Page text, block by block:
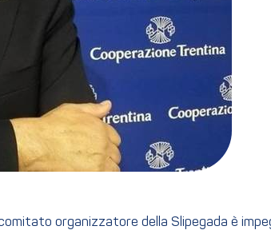
organizzatore della Slipegada è